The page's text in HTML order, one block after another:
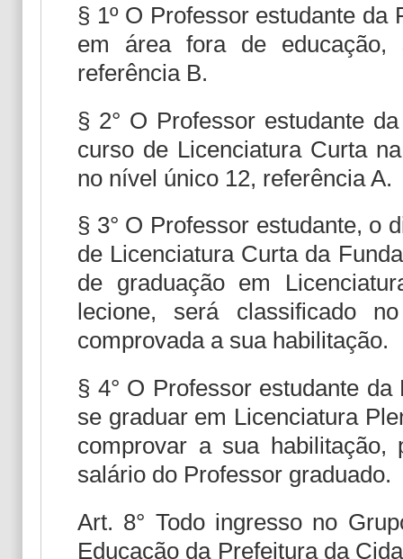
§ 1º O Professor estudante da
em área fora de
referência B.
§ 2° O Professor estudante
curso de Licenciatura Curta
no nível único 12, referência A.
§ 3° O Professor estudante, o
de Licenciatura Curta da
de graduação em
lecione, será classificado
comprovada a sua habilitação.
§ 4° O Professor estudante
se graduar em Licenciatura
comprovar a sua
salário do Professor graduado.
Art. 8° Todo ingresso no
Educação da Prefeitura da